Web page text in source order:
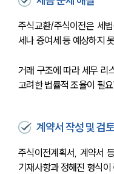
주식교환/주식이전은 세
세나 증여세 등 예상하지
거래 구조에 따라 세무 리
고려한 법률적 조율이 필
계약서 작성 및 검
주식이전계획서, 계약서
기재사항과 정해진 형식이